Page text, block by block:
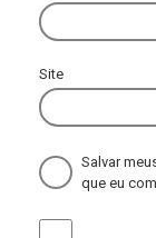
Site
Salvar
que eu